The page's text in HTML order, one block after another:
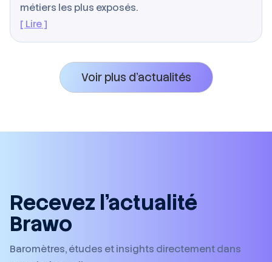
métiers les plus exposés.
[ Lire ]
Voir plus d’actualités
Recevez l’actualité
Brawo
Baromètres, études et insights directement dans